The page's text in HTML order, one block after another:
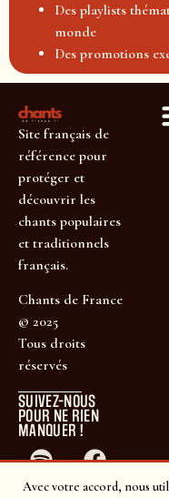
Avec votre accord, nous
Des playlists
monde
Des promotions
Site français de
référence pour
protéger et
découvrir les
chants populaires
et traditionnels
français.
Chants de France
© 2025
Tous droits
réservés
SUIVEZ-NOUS
POUR NE RIEN
MANQUER !